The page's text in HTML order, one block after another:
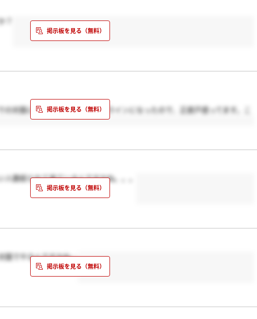
対面による選考は延期orオンラインになったので、正直戸惑ってます。こ
人数絞られて来ているんですかね。。。
面でやるんですかね…